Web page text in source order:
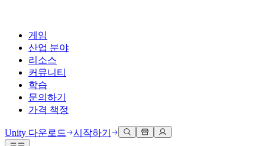
게임
산업 분야
리소스
커뮤니티
학습
문의하기
가격 책정
Unity 다운로드 시작하기